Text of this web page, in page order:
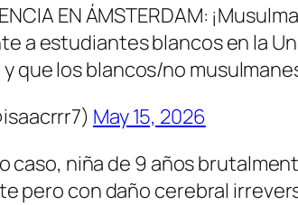
EN ÁMSTERDAM:
a estudiantes blancos en la
que los blancos/no
May 15, 2026
caso, niña de 9 años
pero con daño cerebral